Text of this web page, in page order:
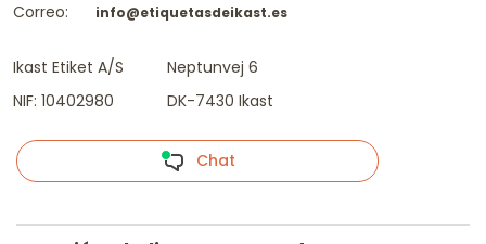
Correo:
info@etiquetasdeikast.es
Ikast Etiket A/S
NIF: 10402980
Neptunvej 6
DK-7430 Ikast
Chat